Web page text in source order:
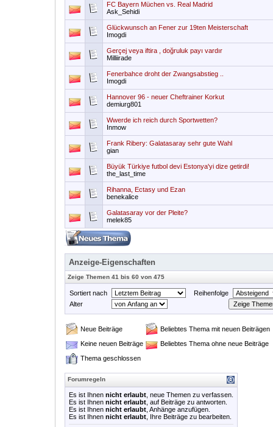
FC Bayern Müchen vs. Real Madrid
Ask_Sehidi
Glückwunsch an Fener zur 19ten Meisterschaft
Imogdi
Gerçej veya iftira , doğruluk payı vardır
Milliirade
Fenerbahce droht der Zwangsabstieg ..
Imogdi
Hannover 96 - neuer Cheftrainer Korkut
demiurg801
Wwerde ich reich durch Sportwetten?
Inmow
Frank Ribery: Galatasaray sehr gute Wahl
gian
Büyük Türkiye futbol devi Estonya'yi dize getirdi!
the_last_time
Rihanna, Ectasy und Ezan
benekalice
Galatasaray vor der Pleite?
melek85
Anzeige-Eigenschaften
Zeige Themen 41 bis 60 von 475
Sortiert nach
Reihenfolge
Alter
Neue Beiträge
Beliebtes Thema mit neuen Beiträgen
Keine neuen Beiträge
Beliebtes Thema ohne neue Beiträge
Thema geschlossen
Forumregeln
Es ist Ihnen nicht erlaubt , neue Themen zu verfassen.
Es ist Ihnen nicht erlaubt , auf Beiträge zu antworten.
Es ist Ihnen nicht erlaubt , Anhänge anzufügen.
Es ist Ihnen nicht erlaubt , Ihre Beiträge zu bearbeiten.